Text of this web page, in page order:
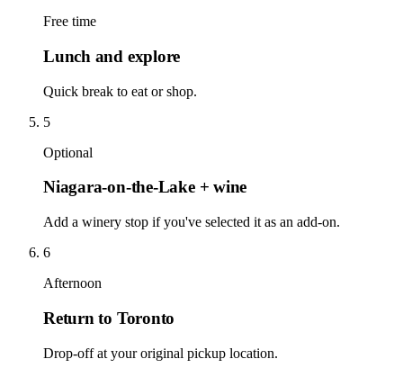
Free time
Lunch and explore
Quick break to eat or shop.
5
Optional
Niagara-on-the-Lake + wine
Add a winery stop if you've selected it as an add-on.
6
Afternoon
Return to Toronto
Drop-off at your original pickup location.